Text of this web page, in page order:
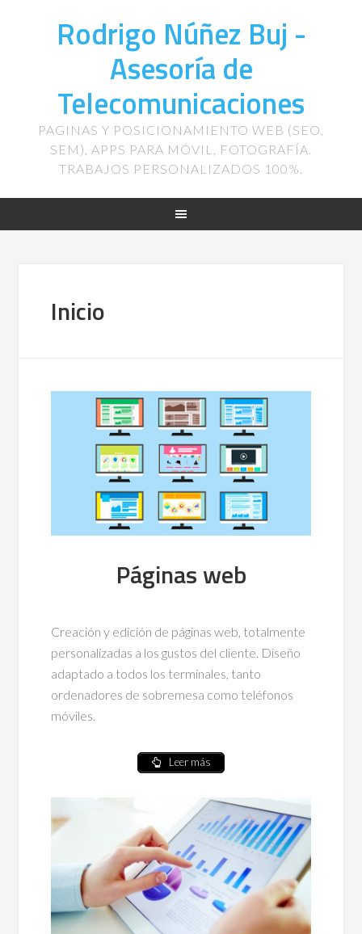
Rodrigo Núñez Buj -
Asesoría de
Telecomunicaciones
PAGINAS Y POSICIONAMIENTO WEB (SEO,
SEM), APPS PARA MÓVIL, FOTOGRAFÍA.
TRABAJOS PERSONALIZADOS 100%.
Inicio
Páginas web
Creación y edición de páginas web, totalmente
personalizadas a los gustos del cliente. Diseño
adaptado a todos los terminales, tanto
ordenadores de sobremesa como teléfonos
móviles.
Leer más